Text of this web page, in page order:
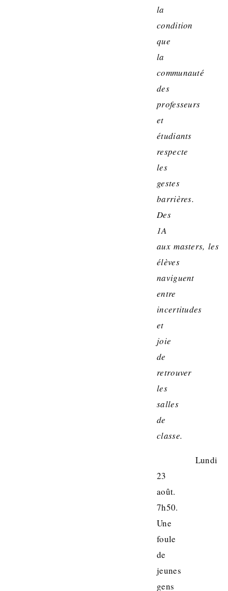
la
condition
que
la
communauté
des
professeurs
et
étudiants
respecte
les
gestes
barrières.
Des
1A
aux masters, les
élèves
naviguent
entre
incertitudes
et
joie
de
retrouver
les
salles
de
classe.
Lundi
23
août.
7h50.
Une
foule
de
jeunes
gens